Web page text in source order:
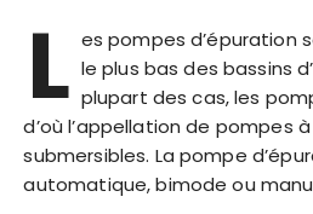
L es pompes d’épuration
le plus bas des bassins
plupart des cas, les
d’où l’appellation de pompes
submersibles. La pompe
automatique, bimode ou